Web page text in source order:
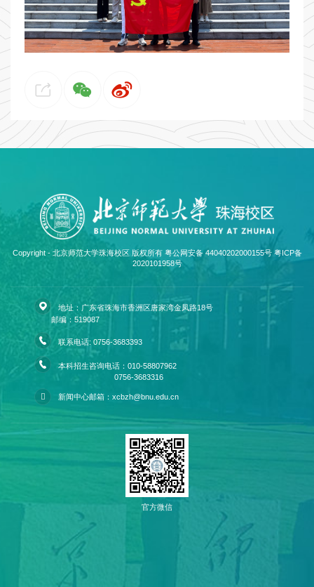
Copyright - 北京师范大学珠海校区 版权所有 粤公网安备 44040202000155号 粤ICP备
2020101958号
地址：广东省珠海市香洲区唐家湾金凤路18号
邮编：519087
联系电话: 0756-3683393
本科招生咨询电话：010-58807962
0756-3683316
新闻中心邮箱：xcbzh@bnu.edu.cn
官方微信